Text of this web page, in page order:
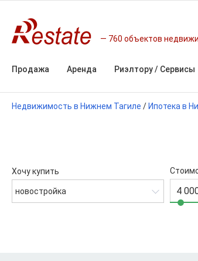
760 объектов
Продажа Аренда Риэлтору / Сервисы
Недвижимость в Нижнем Тагиле / Ипотека в
Хочу купить
новостройка